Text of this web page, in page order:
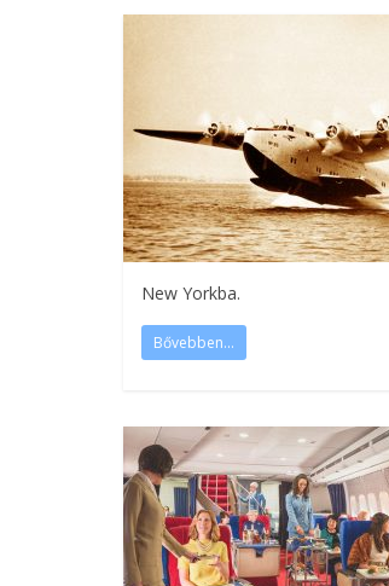
New Yorkba.
Bővebben...